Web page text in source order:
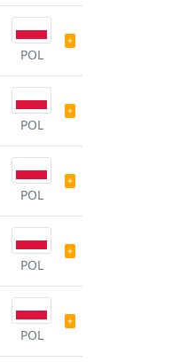
POL
POL
POL
POL
POL